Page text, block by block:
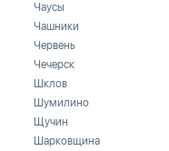
Чаусы
Чашники
Червень
Чечерск
Шклов
Шумилино
Щучин
Шарковщина